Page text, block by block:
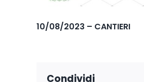
10/08/2023 – CANTIERI
Condividi